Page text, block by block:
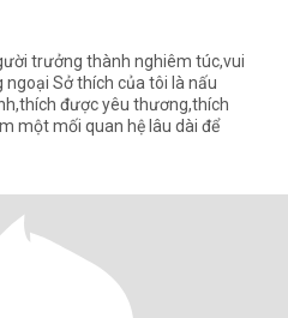
trưởng thành nghiêm túc,vui
tôi là nấu
được yêu thương,thích
một mối quan hệ lâu dài để